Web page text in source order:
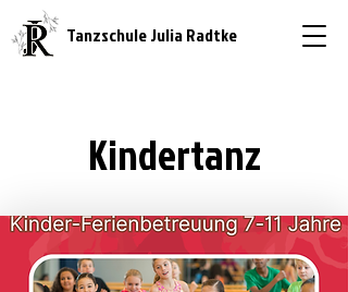
Tanzschule Julia Radtke
Kindertanz